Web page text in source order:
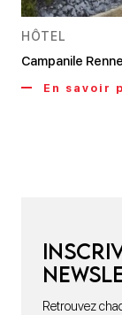
HÔTEL
Campanile
En savoir
Retrouvez